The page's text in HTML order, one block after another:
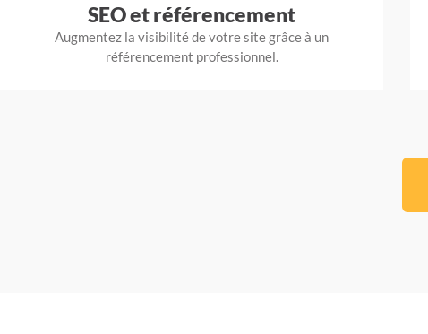
SEO et référencement
Augmentez la visibilité de votre site grâce à un
référencement professionnel.